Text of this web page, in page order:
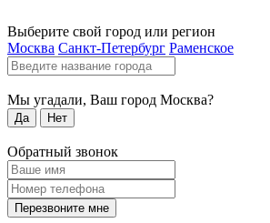
Выберите свой город или регион
Москва Санкт-Петербург Раменское
Мы угадали, Ваш город Москва?
Да Нет
Обратный звонок
Перезвоните мне